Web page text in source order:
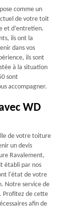
comme un
de votre toit
et d’entretien.
ils ont la
dans vos
ils sont
à la situation
sont
accompagner.
WD
de votre toiture
un devis
Ravalement,
établi par nos
l'état de votre
Notre service de
Profitez de cette
afin de